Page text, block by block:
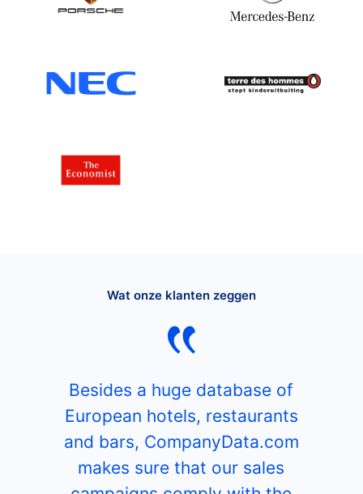
Wat onze klanten zeggen
Besides a huge database of
European hotels, restaurants
and bars, CompanyData.com
makes sure that our sales